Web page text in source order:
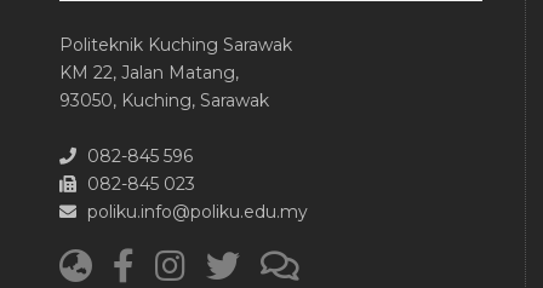
Politeknik Kuching Sarawak
KM 22, Jalan Matang,
93050, Kuching, Sarawak
082-845 596
082-845 023
poliku.info@poliku.edu.my